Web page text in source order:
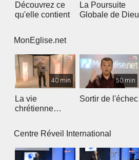
Découvrez ce
qu'elle contient
La Poursuite
Globale de Dieu
MonEglise.net
40 min
La vie
chrétienne
50 min
Sortir de l'échec
Centre Réveil International